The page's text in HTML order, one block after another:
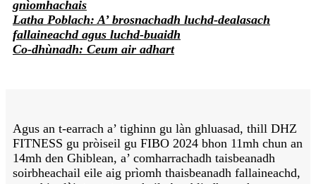
gnìomhachais
Latha Poblach: A’ brosnachadh luchd-dealasach
fallaineachd agus luchd-buaidh
Co-dhùnadh: Ceum air adhart
Agus an t-earrach a’ tighinn gu làn ghluasad, thill DHZ
FITNESS gu pròiseil gu FIBO 2024 bhon 11mh chun an
14mh den Ghiblean, a’ comharrachadh taisbeanadh
soirbheachail eile aig prìomh thaisbeanadh fallaineachd,